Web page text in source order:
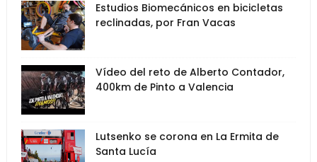
Estudios Biomecánicos en bicicletas
reclinadas, por Fran Vacas
Vídeo del reto de Alberto Contador,
400km de Pinto a Valencia
Lutsenko se corona en La Ermita de
Santa Lucía